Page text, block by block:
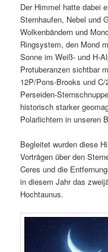
Der Himmel hatte dabei
Sternhaufen, Nebel und
Wolkenbändern und
Ringsystem, den Mond
Sonne im Weiß- und H-
Protuberanzen sichtbar
12P/Pons-Brooks und
Perseiden-
historisch starker
Polarlichtern in unseren
Begleitet wurden diese
Vorträgen über den
Ceres und die
in diesem Jahr das
Hochtaunus.